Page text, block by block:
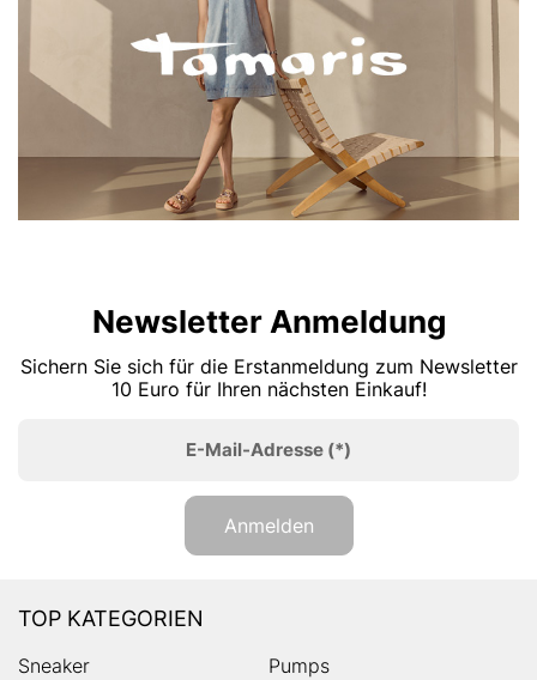
Newsletter Anmeldung
Sichern Sie sich für die Erstanmeldung zum Newsletter
10 Euro für Ihren nächsten Einkauf!
E-Mail-Adresse (*)
Anmelden
TOP KATEGORIEN
Sneaker
Pumps